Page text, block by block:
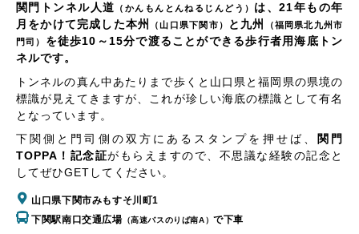
関門トンネル人道 （かんもんとんねるじんどう） は、21年もの年
月をかけて完成した本州
（山口県下関市） と九州
（福岡県北九州市
門司）
を徒歩10～15分で渡ることができる歩行者用海底トン
ネルです。
トンネルの真ん中あたりまで歩くと山口県と福岡県の県境の
標識が見えてきますが、これが珍しい海底の標識として有名
となっています。
下関側と門司側の双方にあるスタンプを押せば、
関門
TOPPA！記念証がもらえますので、不思議な経験の記念と
してぜひGETしてください。
山口県下関市みもすそ川町1
下関駅南口交通広場 （高速バスのりば南A）で下車